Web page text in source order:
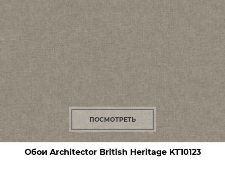
ПОСМОТРЕТЬ
Обои Architector British HeritageKT10123